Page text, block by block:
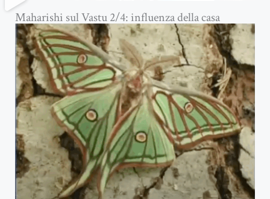
Maharishi sul Vastu 2/4: influenza della casa